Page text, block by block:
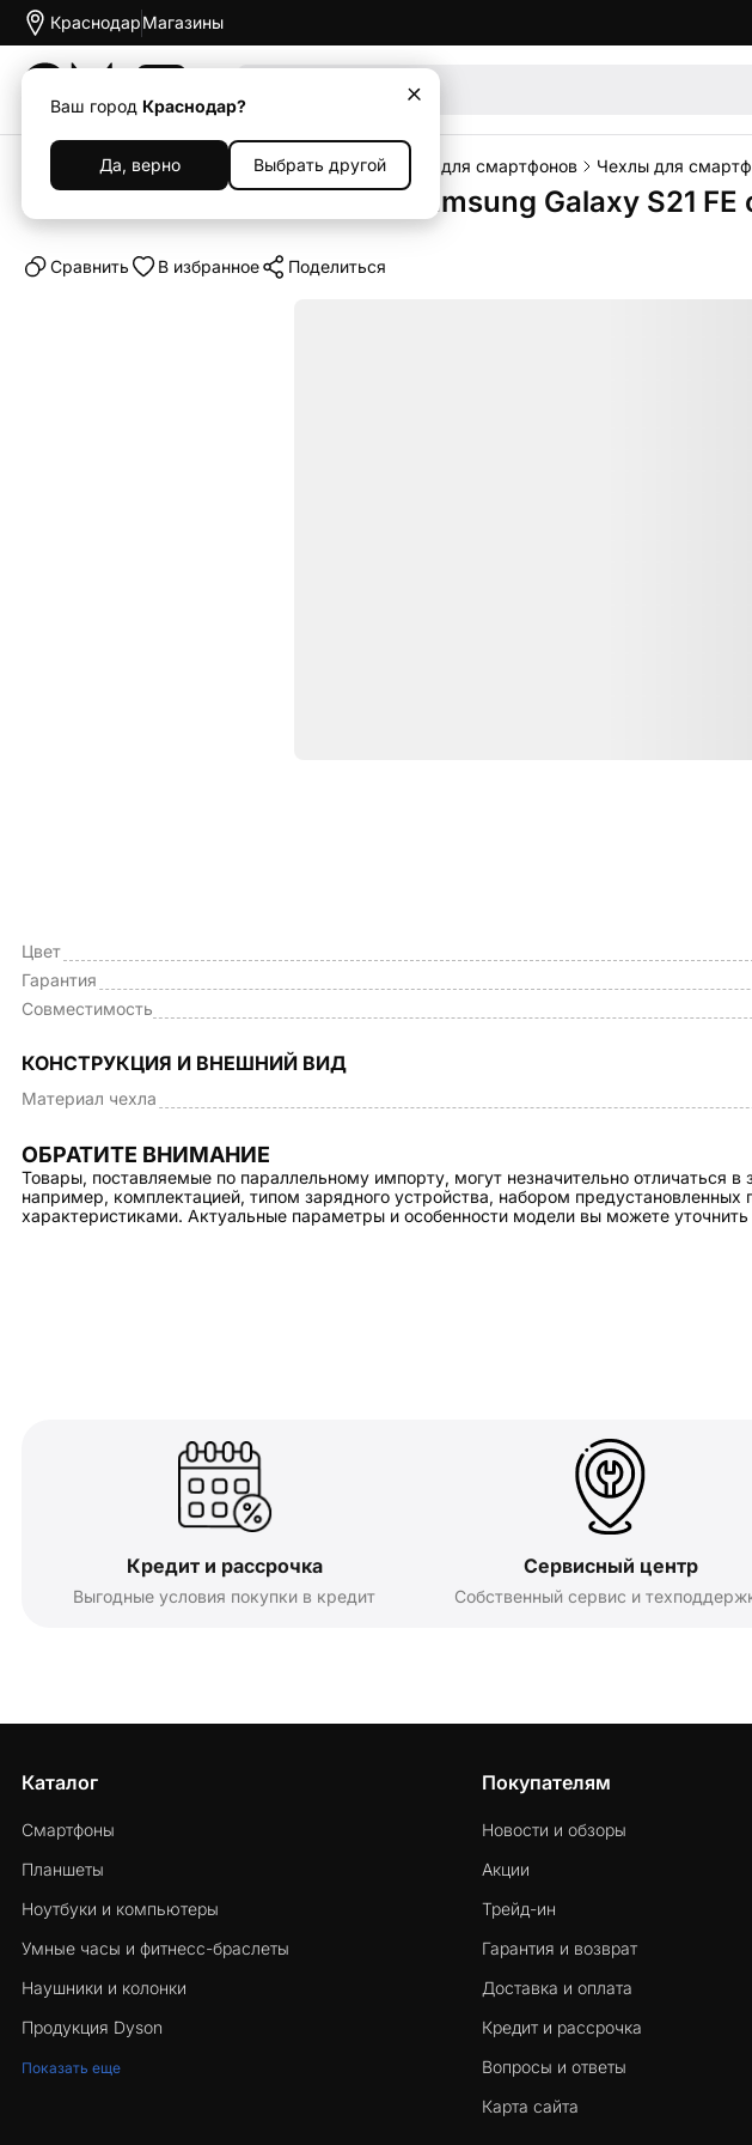
Краснодар
Ваш город Краснодар?
Да, верно Выбрать другой
Магазины
Каталог Аксессуары Чехлы Чехлы для смартфонов Чехлы для
Клип-кейс (накладка) для Samsung Galaxy S21
Cравнить В избранное Поделиться
Цвет
Гарантия
Совместимость
КОНСТРУКЦИЯ И ВНЕШНИЙ ВИД
Материал чехла
ОБРАТИТЕ ВНИМАНИЕ
Товары, поставляемые по параллельному импорту, могут незначительно отличаться в
например, комплектацией, типом зарядного устройства, набором предустановленных
характеристиками. Актуальные параметры и особенности модели вы можете
Кредит и рассрочка
Выгодные условия покупки в кредит
Сервисный центр
Собственный сервис и
Каталог
Смартфоны
Планшеты
Ноутбуки и компьютеры
Умные часы и фитнесс-браслеты
Наушники и колонки
Продукция Dyson
Показать еще
Покупателям
Новости и обзоры
Акции
Трейд-ин
Гарантия и возврат
Доставка и оплата
Кредит и рассрочка
Вопросы и ответы
Карта сайта